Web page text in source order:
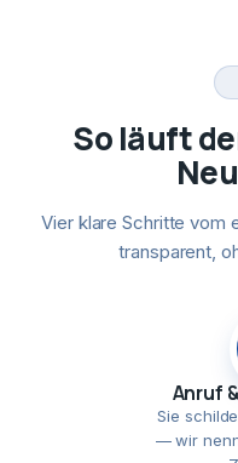
So läuft
Vier klare Schritte vom
transparent,
Anruf
Sie
— wir